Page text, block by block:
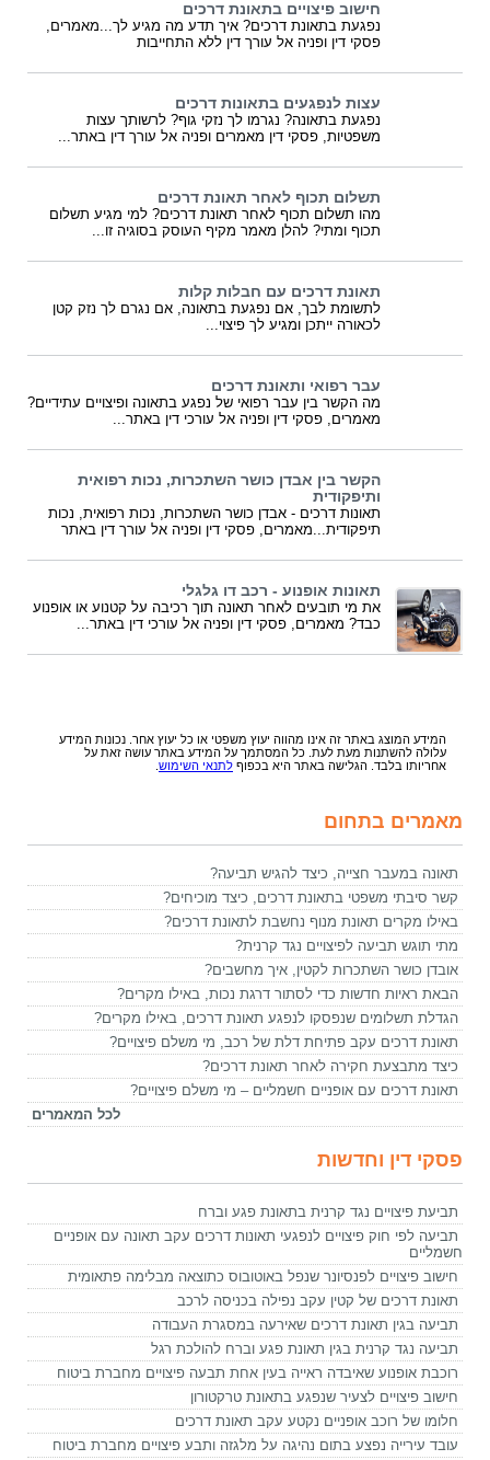
חישוב פיצויים בתאונת דרכים
נפגעת בתאונת דרכים? איך תדע מה מגיע לך...מאמרים,
פסקי דין ופניה אל עורך דין ללא התחייבות
עצות לנפגעים בתאונות דרכים
נפגעת בתאונה? נגרמו לך נזקי גוף? לרשותך עצות
משפטיות, פסקי דין מאמרים ופניה אל עורך דין באתר...
תשלום תכוף לאחר תאונת דרכים
מהו תשלום תכוף לאחר תאונת דרכים? למי מגיע תשלום
תכוף ומתי? להלן מאמר מקיף העוסק בסוגיה זו...
תאונת דרכים עם חבלות קלות
לתשומת לבך, אם נפגעת בתאונה, אם נגרם לך נזק קטן
לכאורה ייתכן ומגיע לך פיצוי...
עבר רפואי ותאונת דרכים
מה הקשר בין עבר רפואי של נפגע בתאונה ופיצויים עתידיים?
מאמרים, פסקי דין ופניה אל עורכי דין באתר...
הקשר בין אבדן כושר השתכרות, נכות רפואית
ותיפקודית
תאונות דרכים - אבדן כושר השתכרות, נכות רפואית, נכות
תיפקודית...מאמרים, פסקי דין ופניה אל עורך דין באתר
תאונות אופנוע - רכב דו גלגלי
את מי תובעים לאחר תאונה תוך רכיבה על קטנוע או אופנוע
כבד? מאמרים, פסקי דין ופניה אל עורכי דין באתר...
המידע המוצג באתר זה אינו מהווה יעוץ משפטי או כל יעוץ אחר. נכונות המידע
עלולה להשתנות מעת לעת. כל המסתמך על המידע באתר עושה זאת על
אחריותו בלבד. הגלישה באתר היא בכפוף לתנאי השימוש
מאמרים בתחום
תאונה במעבר חצייה, כיצד להגיש תביעה?
קשר סיבתי משפטי בתאונת דרכים, כיצד מוכיחים?
באילו מקרים תאונת מנוף נחשבת לתאונת דרכים?
מתי תוגש תביעה לפיצויים נגד קרנית?
אובדן כושר השתכרות לקטין, איך מחשבים?
הבאת ראיות חדשות כדי לסתור דרגת נכות, באילו מקרים?
הגדלת תשלומים שנפסקו לנפגע תאונת דרכים, באילו מקרים?
תאונת דרכים עקב פתיחת דלת של רכב, מי משלם פיצויים?
כיצד מתבצעת חקירה לאחר תאונת דרכים?
תאונת דרכים עם אופניים חשמליים – מי משלם פיצויים?
לכל המאמרים
פסקי דין וחדשות
תביעת פיצויים נגד קרנית בתאונת פגע וברח
תביעה לפי חוק פיצויים לנפגעי תאונות דרכים עקב תאונה עם אופניים
חשמליים
חישוב פיצויים לפנסיונר שנפל באוטובוס כתוצאה מבלימה פתאומית
תאונת דרכים של קטין עקב נפילה בכניסה לרכב
תביעה בגין תאונת דרכים שאירעה במסגרת העבודה
תביעה נגד קרנית בגין תאונת פגע וברח להולכת רגל
רוכבת אופנוע שאיבדה ראייה בעין אחת תבעה פיצויים מחברת ביטוח
חישוב פיצויים לצעיר שנפגע בתאונת טרקטורון
חלומו של רוכב אופניים נקטע עקב תאונת דרכים
עובד עירייה נפצע בתום נהיגה על מלגזה ותבע פיצויים מחברת ביטוח